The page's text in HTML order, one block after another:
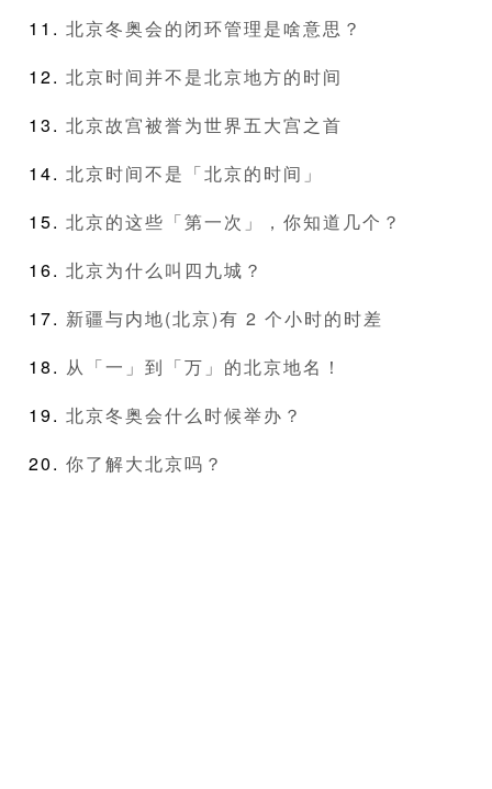
北京冬奥会的闭环管理是啥意思？
北京时间并不是北京地方的时间
北京故宫被誉为世界五大宫之首
北京时间不是「北京的时间」
北京的这些「第一次」，你知道几个？
北京为什么叫四九城？
新疆与内地(北京)有 2 个小时的时差
从「一」到「万」的北京地名！
北京冬奥会什么时候举办？
你了解大北京吗？